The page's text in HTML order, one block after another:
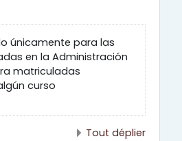
únicamente para las
en la Administración
matriculadas
curso
Tout déplier